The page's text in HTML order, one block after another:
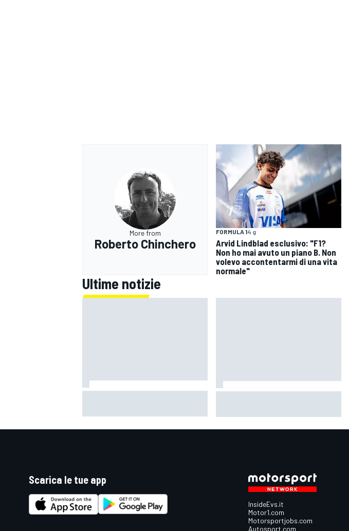
RALLY
More from
Roberto Chinchero
FORMULA 14 g
Arvid Lindblad esclusivo: "F1?
Non ho mai avuto un piano B. Non
volevo accontentarmi di una vita
normale"
Ultime notizie
capire come fa"
Scarica le tue app
InsideEvs.it
Motor1.com
Motorsportjobs.com
Autosport.com